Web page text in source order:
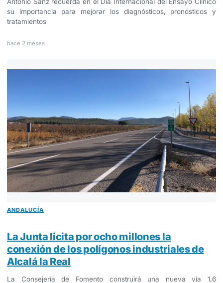
su importancia para mejorar los diagnósticos, pronósticos y
tratamientos
hace 2 meses
ANDALUCÍA
La Junta licita por ocho millones la
conexión de los polígonos industriales de
Alcalá la Real
La Consejería de Fomento construirá una nueva vía 1,6